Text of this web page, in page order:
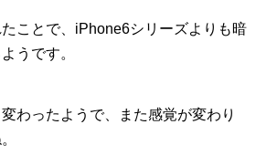
ことで、iPhone6シリーズよりも暗
うです。
わったようで、また感覚が変わり